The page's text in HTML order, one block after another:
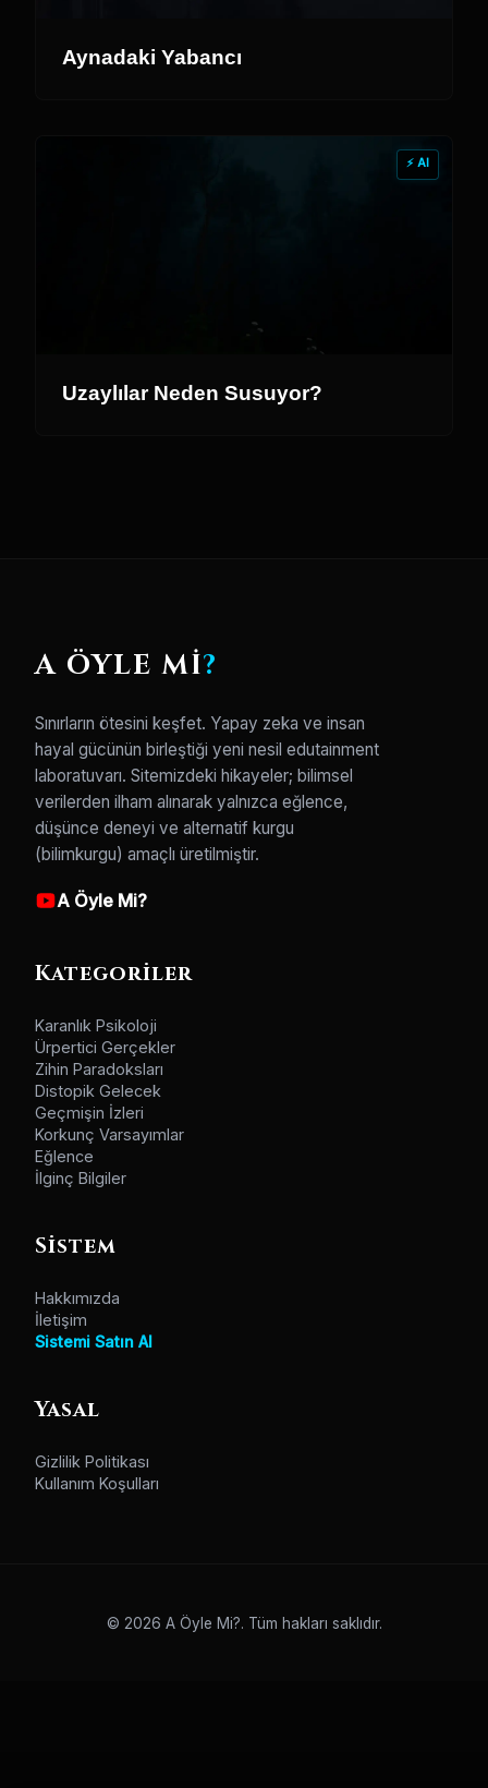
Aynadaki Yabancı
⚡ AI
Uzaylılar Neden Susuyor?
A ÖYLE Mİ?
Sınırların ötesini keşfet. Yapay zeka ve insan
hayal gücünün birleştiği yeni nesil edutainment
laboratuvarı. Sitemizdeki hikayeler; bilimsel
verilerden ilham alınarak yalnızca eğlence,
düşünce deneyi ve alternatif kurgu
(bilimkurgu) amaçlı üretilmiştir.
A Öyle Mi?
Kategoriler
Karanlık Psikoloji
Ürpertici Gerçekler
Zihin Paradoksları
Distopik Gelecek
Geçmişin İzleri
Korkunç Varsayımlar
Eğlence
İlginç Bilgiler
Sistem
Hakkımızda
İletişim
Sistemi Satın Al
Yasal
Gizlilik Politikası
Kullanım Koşulları
© 2026 A Öyle Mi?. Tüm hakları saklıdır.